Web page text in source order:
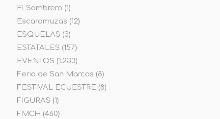
El Sombrero (1)
Escaramuzas (12)
ESQUELAS (3)
ESTATALES (157)
EVENTOS (1.233)
Feria de San Marcos (8)
FESTIVAL ECUESTRE (8)
FIGURAS (1)
FMCH (460)